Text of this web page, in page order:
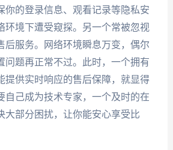
你的登录信息、观看记录等隐私安
环境下遭受窥探。另一个常被忽视
后服务。网络环境瞬息万变，偶尔
问题再正常不过。此时，一个拥有
提供实时响应的售后保障，就显得
自己成为技术专家，一个及时的在
大部分困扰，让你能安心享受比